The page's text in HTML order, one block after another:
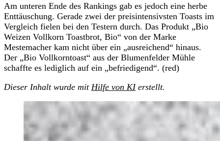
Am unteren Ende des Rankings gab es jedoch eine herbe
Enttäuschung. Gerade zwei der preisintensivsten Toasts im
Vergleich fielen bei den Testern durch. Das Produkt „Bio
Weizen Vollkorn Toastbrot, Bio“ von der Marke
Mestemacher kam nicht über ein „ausreichend“ hinaus.
Der „Bio Vollkorntoast“ aus der Blumenfelder Mühle
schaffte es lediglich auf ein „befriedigend“. (red)
Dieser Inhalt wurde mit Hilfe von KIerstellt.